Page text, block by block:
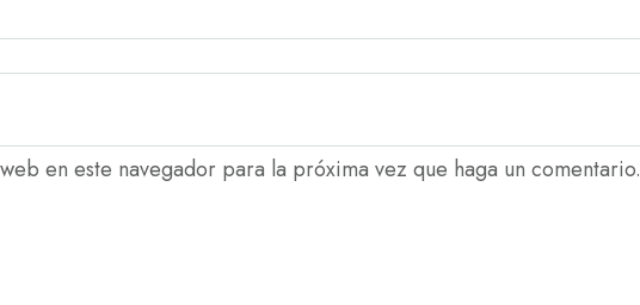
en este navegador para la próxima vez que haga un comentario.